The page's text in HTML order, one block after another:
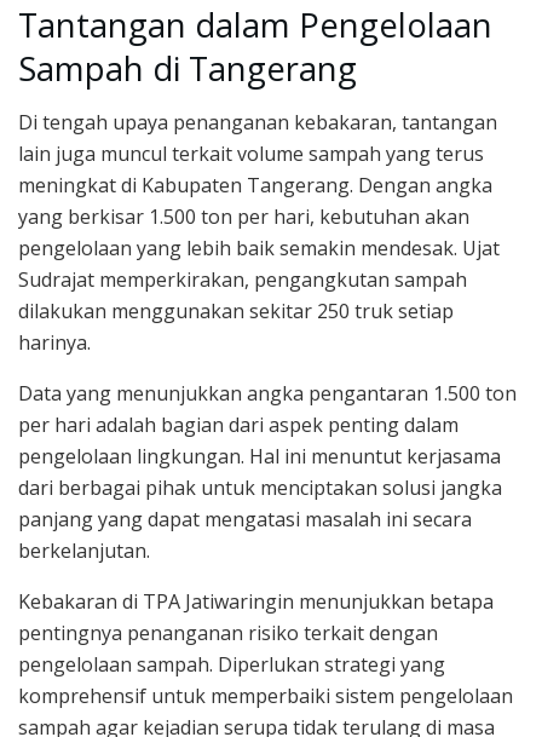
Tantangan dalam Pengelolaan
Sampah di Tangerang
Di tengah upaya penanganan kebakaran, tantangan
lain juga muncul terkait volume sampah yang terus
meningkat di Kabupaten Tangerang. Dengan angka
yang berkisar 1.500 ton per hari, kebutuhan akan
pengelolaan yang lebih baik semakin mendesak. Ujat
Sudrajat memperkirakan, pengangkutan sampah
dilakukan menggunakan sekitar 250 truk setiap
harinya.
Data yang menunjukkan angka pengantaran 1.500 ton
per hari adalah bagian dari aspek penting dalam
pengelolaan lingkungan. Hal ini menuntut kerjasama
dari berbagai pihak untuk menciptakan solusi jangka
panjang yang dapat mengatasi masalah ini secara
berkelanjutan.
Kebakaran di TPA Jatiwaringin menunjukkan betapa
pentingnya penanganan risiko terkait dengan
pengelolaan sampah. Diperlukan strategi yang
komprehensif untuk memperbaiki sistem pengelolaan
sampah agar kejadian serupa tidak terulang di masa